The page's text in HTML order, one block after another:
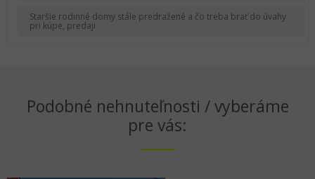
Staršie rodinné domy stále predražené a čo treba brať do úvahy
pri kúpe, predaji
Podobné nehnuteľnosti / vyberáme
pre vás: